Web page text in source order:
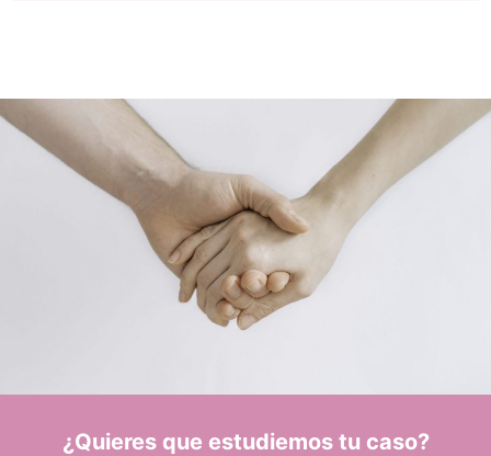
¿Quieres que estudiemos tu caso?